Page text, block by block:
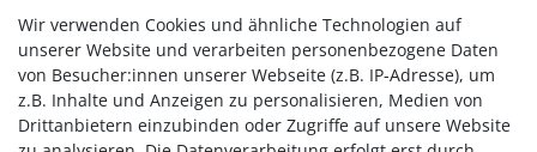
sauberes, hochwertiges Bastelergebnis.
Wird ohne Klebstoff aufgebaut – auspacken,
zusammenstecken und fertig.
Geeignet als Dekoration für Tisch oder Fensterbank
sowie als Geschenkidee.
Wir verwenden Cookies und ähnliche Technologien auf
unserer Website und verarbeiten personenbezogene Daten
von Besucher:innen unserer Webseite (z.B. IP-Adresse), um
z.B. Inhalte und Anzeigen zu personalisieren, Medien von
Drittanbietern einzubinden oder Zugriffe auf unsere Website